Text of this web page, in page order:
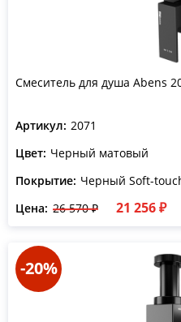
Смеситель для душа Abens
Артикул: 2071
Цвет: Черный матовый
Покрытие: Черный Soft-
Цена: 26 570 ₽ 21 256 ₽
-20%